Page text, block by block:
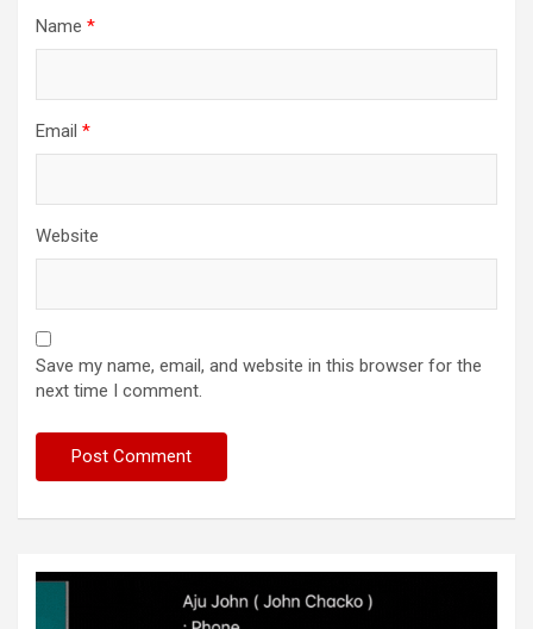
Name *
Email *
Website
Save my name, email, and website in this browser for the
next time I comment.